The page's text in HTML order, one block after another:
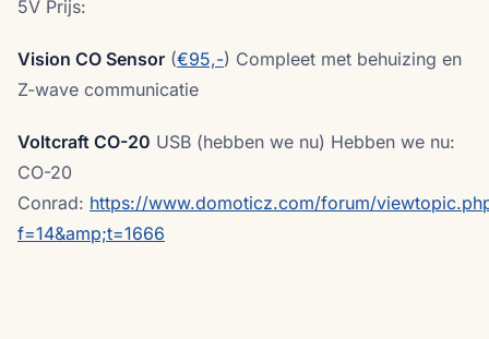
5V Prijs:
Vision CO Sensor (€95,-) Compleet met behuizing en
Z-wave communicatie
Voltcraft CO-20 USB (hebben we nu) Hebben we nu:
CO-20
Conrad: https://www.domoticz.com/forum/
f=14&amp;t=1666